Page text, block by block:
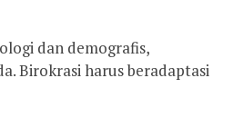
dan demografis,
Birokrasi harus beradaptasi